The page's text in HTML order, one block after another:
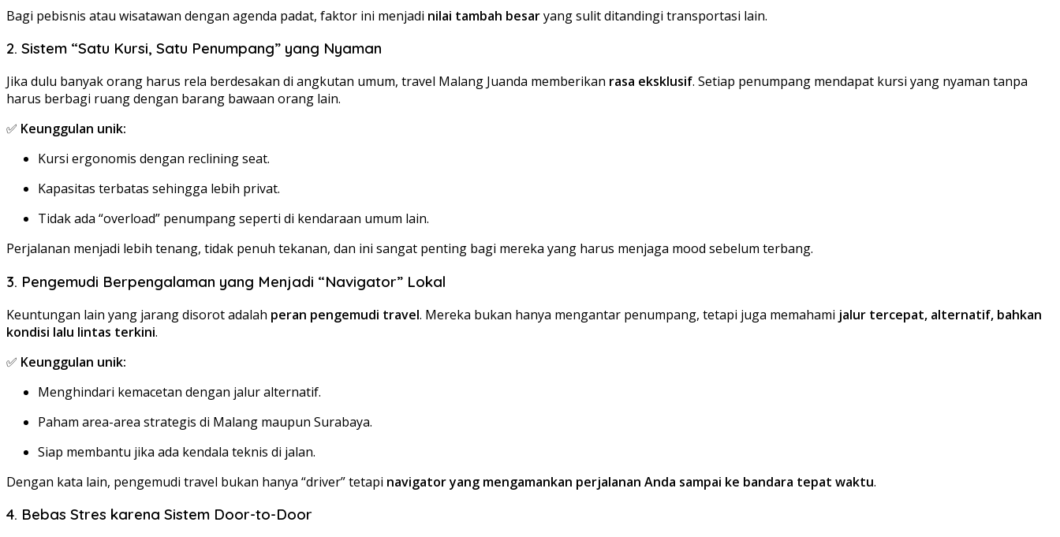
Bagi pebisnis atau wisatawan dengan agenda padat, faktor ini menjadi nilai tambah besaryang sulit ditandingi transportasi lain.
2. Sistem “Satu Kursi, Satu Penumpang” yang Nyaman
Jika dulu banyak orang harus rela berdesakan di angkutan umum, travel Malang Juanda memberikan rasa eksklusif. Setiap penumpang mendapat kursi yang nyaman tanpa
harus berbagi ruang dengan barang bawaan orang lain.
✅ Keunggulan unik:
Kursi ergonomis dengan reclining seat.
Kapasitas terbatas sehingga lebih privat.
Tidak ada “overload” penumpang seperti di kendaraan umum lain.
Perjalanan menjadi lebih tenang, tidak penuh tekanan, dan ini sangat penting bagi mereka yang harus menjaga mood sebelum terbang.
3. Pengemudi Berpengalaman yang Menjadi “Navigator” Lokal
Keuntungan lain yang jarang disorot adalah peran pengemudi travel. Mereka bukan hanya mengantar penumpang, tetapi juga memahami jalur tercepat, alternatif, bahkan
kondisi lalu lintas terkini.
✅ Keunggulan unik:
Menghindari kemacetan dengan jalur alternatif.
Paham area-area strategis di Malang maupun Surabaya.
Siap membantu jika ada kendala teknis di jalan.
Dengan kata lain, pengemudi travel bukan hanya “driver” tetapi navigator yang mengamankan perjalanan Anda sampai ke bandara tepat waktu.
4. Bebas Stres karena Sistem Door-to-Door